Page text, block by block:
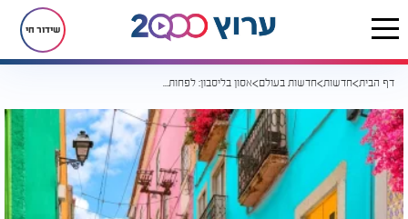
שידור חי
דף הבית חדשות חדשות בעולם אסון בליסבון: לפחות 15 הרוגים בהתרסקות הרכבל "גלוריה"